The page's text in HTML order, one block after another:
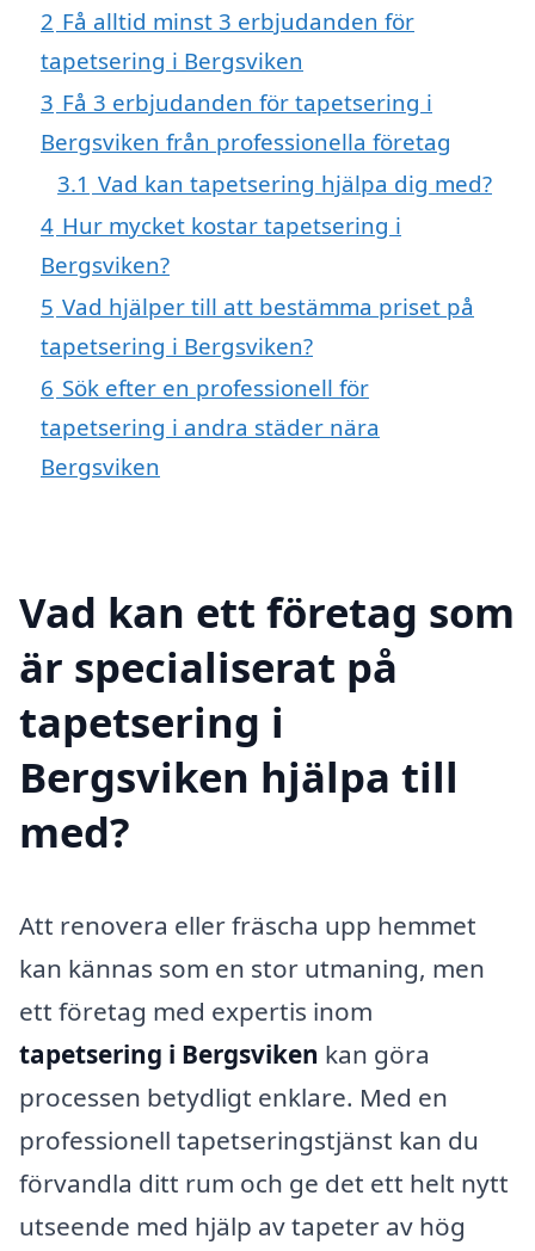
2 Få alltid minst 3 erbjudanden för
tapetsering i Bergsviken
3 Få 3 erbjudanden för tapetsering i
Bergsviken från professionella företag
3.1 Vad kan tapetsering hjälpa dig med?
4 Hur mycket kostar tapetsering i
Bergsviken?
5 Vad hjälper till att bestämma priset på
tapetsering i Bergsviken?
6 Sök efter en professionell för
tapetsering i andra städer nära
Bergsviken
Vad kan ett företag som
är specialiserat på
tapetsering i
Bergsviken hjälpa till
med?
Att renovera eller fräscha upp hemmet
kan kännas som en stor utmaning, men
ett företag med expertis inom
tapetsering i Bergsviken kan göra
processen betydligt enklare. Med en
professionell tapetseringstjänst kan du
förvandla ditt rum och ge det ett helt nytt
utseende med hjälp av tapeter av hög